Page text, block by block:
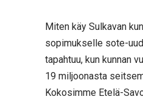
Miten käy Sulkavan
sopimukselle sote-
tapahtuu, kun kunnan
19 miljoonasta
Kokosimme Etelä-